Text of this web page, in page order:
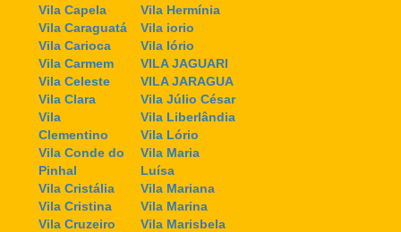
Vila Capela
Vila Caraguatá
Vila Carioca
Vila Carmem
Vila Celeste
Vila Clara
Vila
Clementino
Vila Conde do
Pinhal
Vila Cristália
Vila Cristina
Vila Cruzeiro
Vila Hermínia
Vila iorio
Vila Iório
VILA JAGUARI
VILA JARAGUA
Vila Júlio César
Vila Liberlândia
Vila Lório
Vila Maria
Luísa
Vila Mariana
Vila Marina
Vila Marisbela